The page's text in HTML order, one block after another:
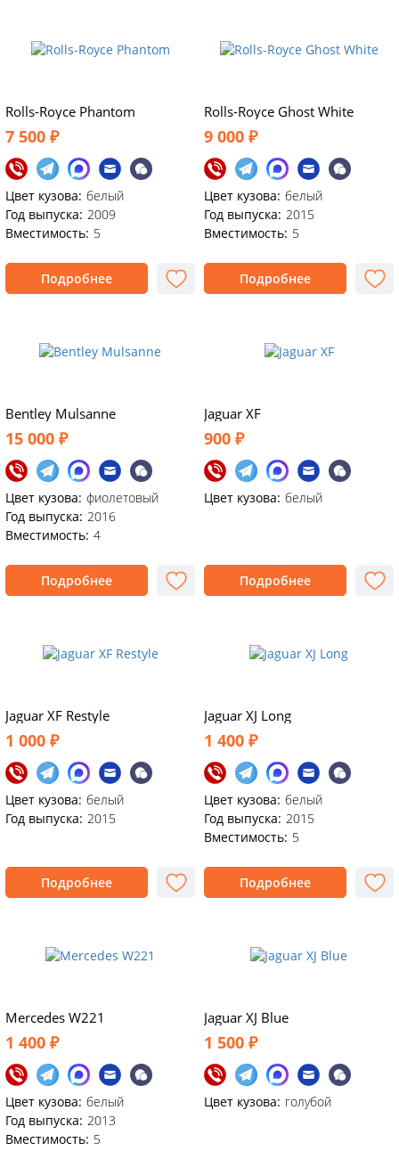
Rolls-Royce Phantom
7 500 ₽
Цвет кузова: белый
Год выпуска: 2009
Вместимость: 5
Подробнее
Rolls-Royce Ghost White
9 000 ₽
Цвет кузова: белый
Год выпуска: 2015
Вместимость: 5
Подробнее
Bentley Mulsanne
15 000 ₽
Цвет кузова: фиолетовый
Год выпуска: 2016
Вместимость: 4
Подробнее
Jaguar XF
900 ₽
Цвет кузова: белый
Подробнее
Jaguar XF Restyle
1 000 ₽
Цвет кузова: белый
Год выпуска: 2015
Подробнее
Jaguar XJ Long
1 400 ₽
Цвет кузова: белый
Год выпуска: 2015
Вместимость: 5
Подробнее
Mercedes W221
1 400 ₽
Цвет кузова: белый
Год выпуска: 2013
Вместимость: 5
Jaguar XJ Blue
1 500 ₽
Цвет кузова: голубой